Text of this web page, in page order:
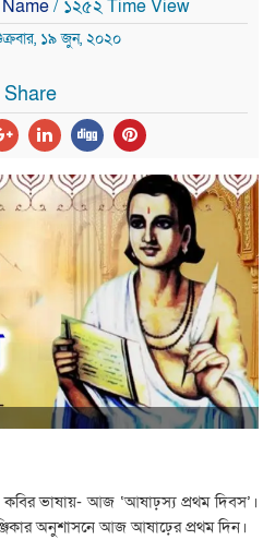
/ ১২৫২ Time View
১৯ জুন, ২০২০
Share
কবির ভাষায়- আজ ‘আষাঢ়স্য প্রথম দিবস’।
অনুশাসনে আজ আষাঢ়ের প্রথম দিন।